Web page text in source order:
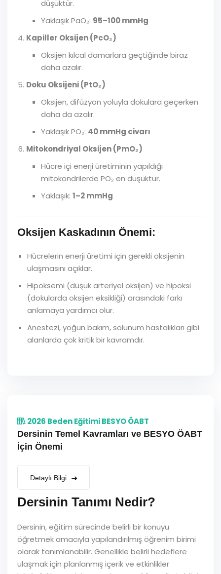
düşüktür.
Yaklaşık PaO₂: 95–100 mmHg
Kapiller Oksijen (PcO₂)
Oksijen kılcal damarlara geçtiğinde biraz
daha azalır.
Doku Oksijeni (PtO₂)
Oksijen, difüzyon yoluyla dokulara geçerken
daha da azalır.
Yaklaşık PO₂: 40 mmHg civarı
Mitokondriyal Oksijen (PmO₂)
Hücre içi enerji üretiminin yapıldığı
mitokondrilerde PO₂ en düşüktür.
Yaklaşık: 1–2 mmHg
Oksijen Kaskadının Önemi:
Hücrelerin enerji üretimi için gerekli oksijenin
ulaşmasını açıklar.
Hipoksemi (düşük arteriyel oksijen) ve hipoksi
(dokularda oksijen eksikliği) arasındaki farkı
anlamaya yardımcı olur.
Anestezi, yoğun bakım, solunum hastalıkları gibi
alanlarda çok kritik bir kavramdır.
2026 Beden Eğitimi BESYO ÖABT
Dersinin Temel Kavramları ve BESYO ÖABT
İçin Önemi
Detaylı Bilgi
Dersinin Tanımı Nedir?
Dersinin, eğitim sürecinde belirli bir konuyu
öğretmek amacıyla yapılandırılmış öğrenim birimi
olarak tanımlanabilir. Genellikle belirli hedeflere
ulaşmak için planlanmış içerik ve etkinlikler